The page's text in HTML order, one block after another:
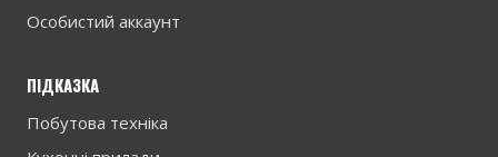
Особистий аккаунт
ПІДКАЗКА
Побутова техніка